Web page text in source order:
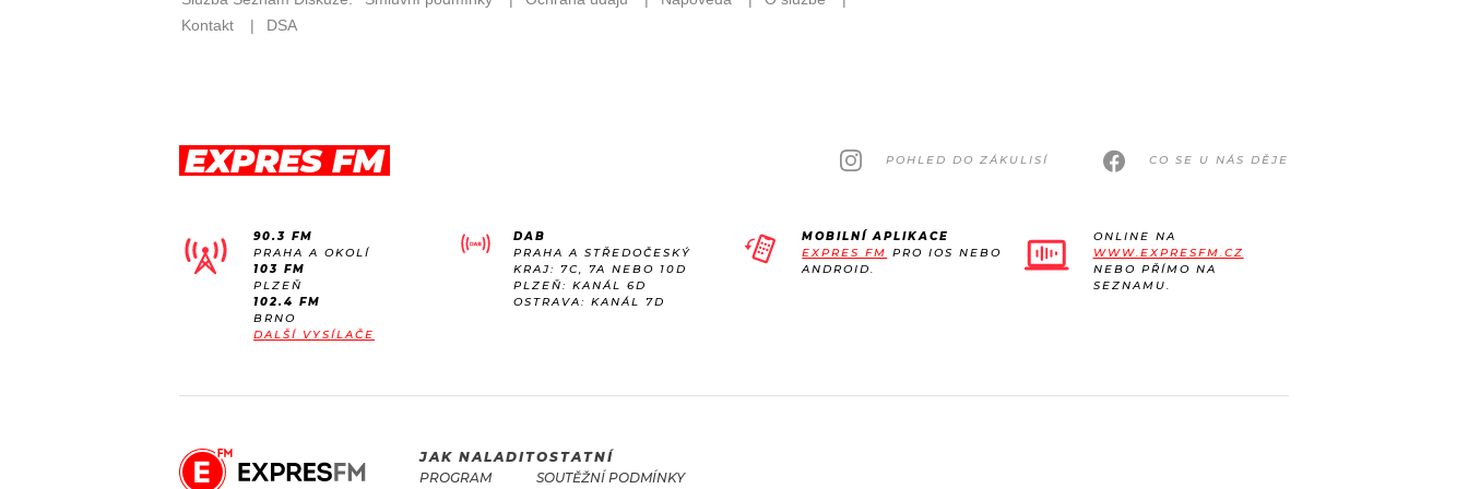
EXPRES FM POHLED DO ZÁKULISÍ CO SE U NÁS DĚJE
90.3 FM
PRAHA A OKOLÍ
103 FM
PLZEŇ
102.4 FM
BRNO
DALŠÍ VYSÍLAČE
DAB
PRAHA A STŘEDOČESKÝ
KRAJ: 7C, 7A NEBO 10D
PLZEŇ: KANÁL 6D
OSTRAVA: KANÁL 7D
MOBILNÍ APLIKACE
EXPRES FM PRO IOS NEBO
ANDROID.
ONLINE NA
WWW.EXPRESFM.CZ
NEBO PŘÍMO NA
SEZNAMU.
JAK NALADIT
PROGRAM
OSTATNÍ
SOUTĚŽNÍ PODMÍNKY